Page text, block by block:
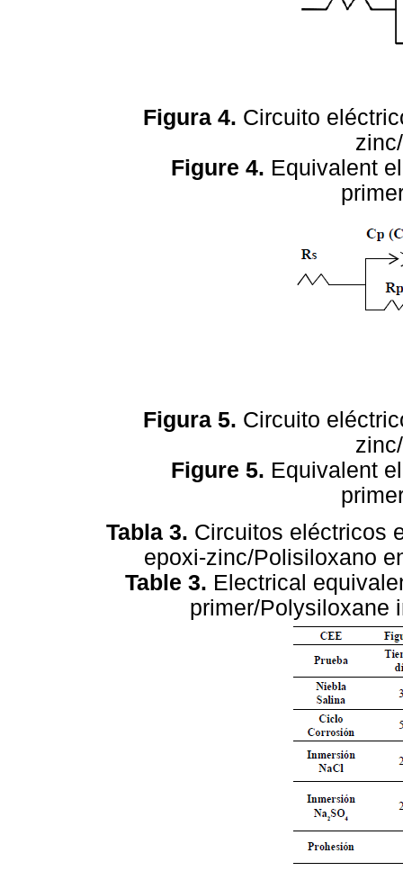
Figura 4. Circuito
Figure 4. Equivalent
Figura 5. Circuito
Figure 5. Equivalent
Tabla 3. Circuitos eléctricos
epoxi-zinc/Polisiloxano
Table 3. Electrical
primer/Polysiloxane